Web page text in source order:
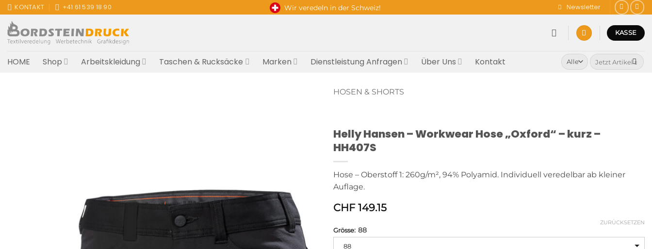
Zum
Inhalt
springen
KONTAKT +41 61 539 18 90 Wir veredeln in der Schweiz! Newsletter
KASSE
HOME Shop Arbeitskleidung Taschen & Rucksäcke Marken Dienstleistung Anfragen Über Uns Kontakt
Suchen
nach:
HOSEN & SHORTS
Helly Hansen – Workwear Hose „Oxford“ – kurz –
HH407S
Hose – Oberstoff 1: 260g/m², 94% Polyamid. Individuell veredelbar ab kleiner
Auflage.
CHF149.15
Grösse: 88
88
ZURÜCKSETZEN
Alternative: